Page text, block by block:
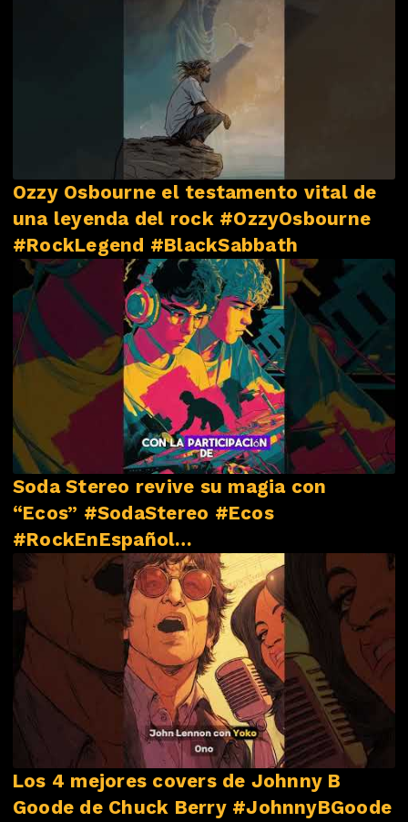
Ozzy Osbourne el testamento vital de
una leyenda del rock #OzzyOsbourne
#RockLegend #BlackSabbath
Soda Stereo revive su magia con
“Ecos” #SodaStereo #Ecos
#RockEnEspañol
#NovedadesMusicales
Los 4 mejores covers de Johnny B
Goode de Chuck Berry #JohnnyBGoode